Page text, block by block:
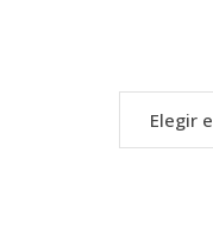
–
Archivo
–